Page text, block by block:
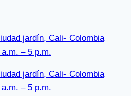
jardín, Cali- Colombia
– 5 p.m.
jardín, Cali- Colombia
– 5 p.m.